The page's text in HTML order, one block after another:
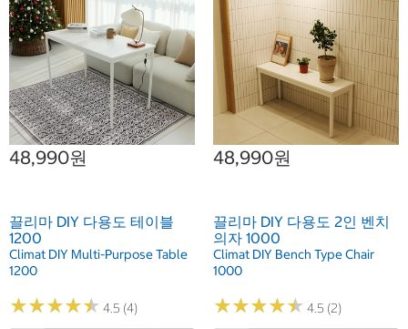
48,990원
끌리마 DIY 다용도 테이블
1200
Climat DIY Multi-Purpose Table
1200
★★★★★
★★★★★ 4.5 (4)
48,990원
끌리마 DIY 다용도 2인 벤치
의자 1000
Climat DIY Bench Type Chair
1000
★★★★★
★★★★★ 4.5 (2)